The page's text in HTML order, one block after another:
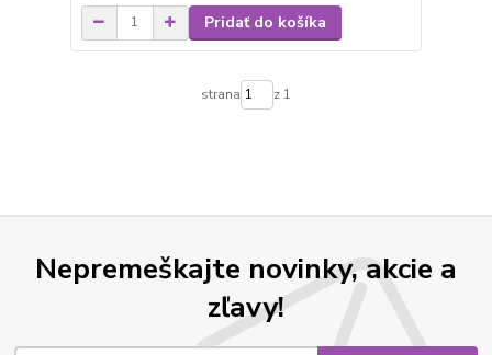
Pridať do košíka
strana z 1
Nepremeškajte novinky, akcie a
zľavy!